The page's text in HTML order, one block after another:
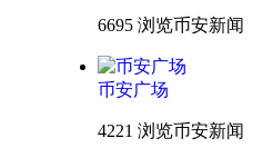
6695 浏览币安新闻
币安广场
4221 浏览币安新闻